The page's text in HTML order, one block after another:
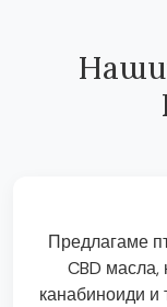
Предлагаме
CBD масла,
канабиноиди и